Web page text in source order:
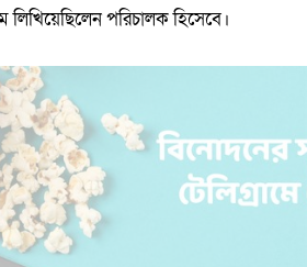
লিখিয়েছিলেন পরিচালক হিসেবে।